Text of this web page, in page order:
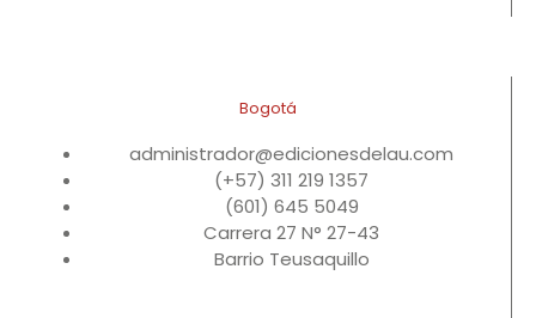
Bogotá
administrador@edicionesdelau.com
(+57) 311 219 1357
(601) 645 5049
Carrera 27 N° 27-43
Barrio Teusaquillo